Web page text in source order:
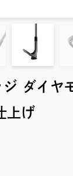
ダイヤ
上げ